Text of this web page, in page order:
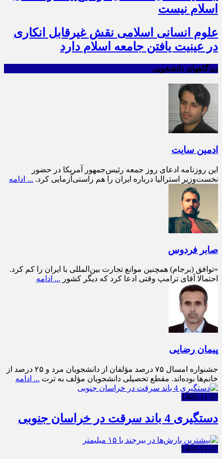
اسلام نیست
علوم انسانی اسلامی نقش غیرقابل انکاری
در عینیت یافتن جامعه اسلام دارد
دیدگاههای دانشجویی
ادمین سایت
این روزنامه ادعای روز جمعه رئیس‌جمهور آمریکا در حضور
نخست‌وزیر استرالیا درباره ایران را هم راستی‌آزمایی کرد. ... ادامه
صابر فردوس
«توافق (برجام) همچنین موانع تجارت بین‌المللی با ایران را کم کرد.
احتمالا آقای ترامپ وقتی ادعا کرد که دیگر کشور ... ادامه
پیمان رضایی
جشنواره امسال ۷۵ درصد مؤلفان از دانشجویان مرد و ۲۵ درصد از
خانم‌ها بوده‌اند. مقطع تحصیلی دانشجویان مؤلف به ترت ... ادامه
1403-11-27
دستگیری 4 باند سرقت در خراسان جنوبی
1403-11-27